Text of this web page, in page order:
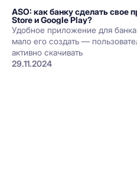
ASO: как банку сделать свое
Store и Google Play?
Удобное приложение для
мало его создать —
активно скачивать
29.11.2024